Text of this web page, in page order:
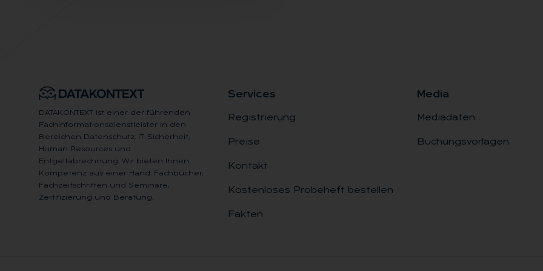
DATAKONTEXT ist einer der führenden
Fachinformationsdienstleister in den
Bereichen Datenschutz, IT-Sicherheit,
Human Resources und
Entgeltabrechnung. Wir bieten Ihnen
Kompetenz aus einer Hand: Fachbücher,
Fachzeitschriften und Seminare,
Zertifizierung und Beratung.
Ser­vices
Registrierung
Preise
Kontakt
Kostenloses Probeheft bestellen
Fakten
Me­dia
Mediadaten
Buchungsvorlagen